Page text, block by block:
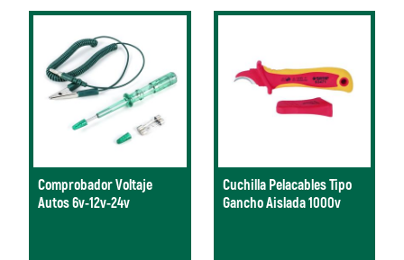
Comprobador Voltaje
Autos 6v-12v-24v
Cuchilla Pelacables Tipo
Gancho Aislada 1000v